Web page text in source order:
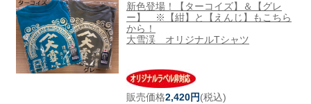
新色登場！【ターコイズ】＆【グレ
ー】 ※【紺】と【えんじ】もこちら
から！
大雪渓 オリジナルTシャツ
販売価格2,420円(税込)